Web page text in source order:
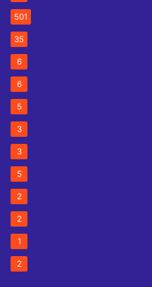
501
35
6
6
5
3
3
5
2
2
1
2